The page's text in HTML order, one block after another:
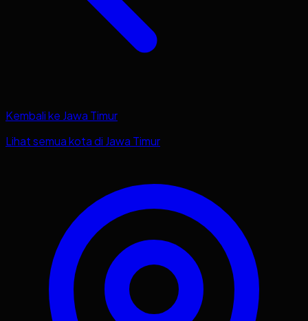
Kembali ke Jawa Timur
Lihat semua kota di Jawa Timur